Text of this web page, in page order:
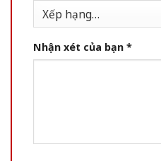
Nhận xét của bạn *